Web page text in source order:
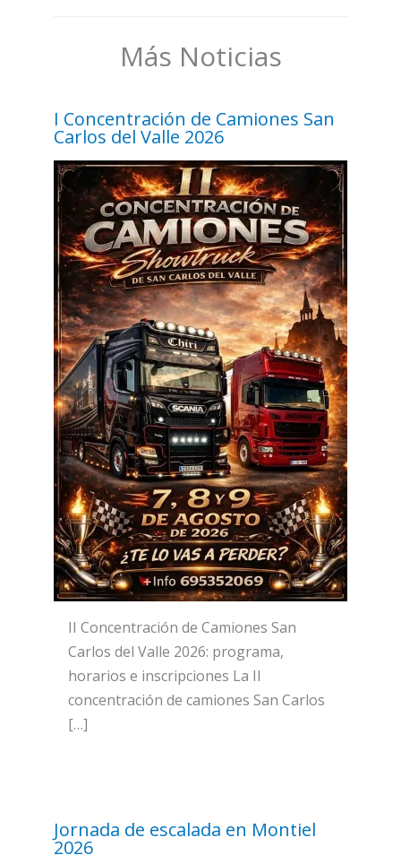
Más Noticias
I Concentración de Camiones San
Carlos del Valle 2026
II Concentración de Camiones San
Carlos del Valle 2026: programa,
horarios e inscripciones La II
concentración de camiones San Carlos
[…]
Jornada de escalada en Montiel
2026